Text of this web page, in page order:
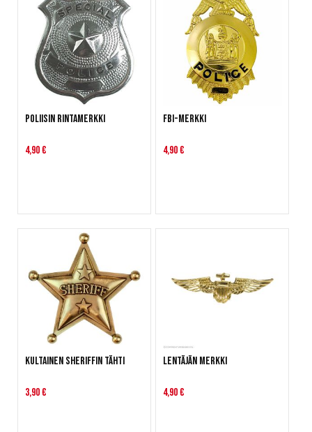
Poliisin rintamerkki
4,90 €
FBI-merkki
4,90 €
Kultainen sheriffin tähti
3,90 €
Lentäjän merkki
4,90 €